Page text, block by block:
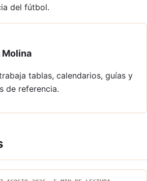
del fútbol.
Molina
tablas, calendarios, guías y
de referencia.